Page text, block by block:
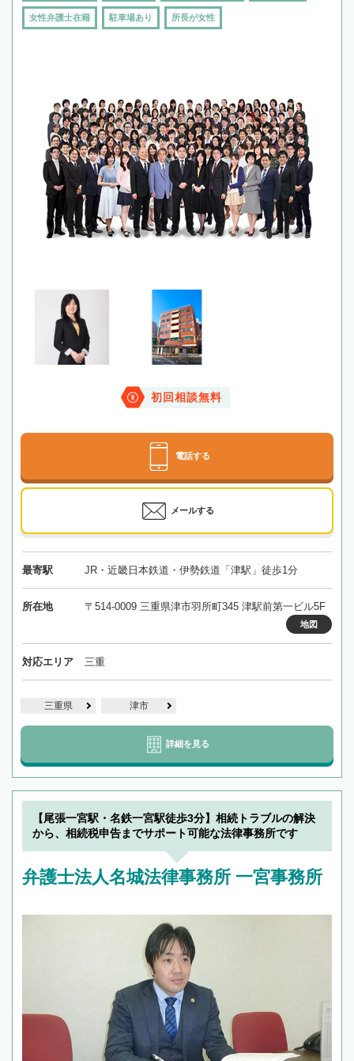
女性弁護士在籍 駐車場あり 所長が女性
初回相談無料
電話する
メールする
最寄駅 JR・近畿日本鉄道・伊勢鉄道「津駅」徒歩1分
所在地 〒514-0009 三重県津市羽所町345 津駅前第一ビル5F
地図
対応エリア 三重
三重県 津市
詳細を見る
【尾張一宮駅・名鉄一宮駅徒歩3分】相続トラブルの解決
から、相続税申告までサポート可能な法律事務所です
弁護士法人名城法律事務所 一宮事務所